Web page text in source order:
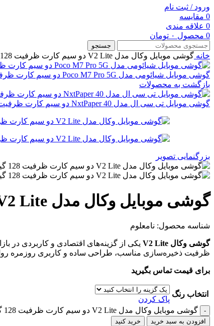
ورود / ثبت نام
0 مقایسه
0 علاقه مندی
0 محصول ۰ تومان
جستجو
خانه گوشی موبایل وکال مدل V2 Lite دو سیم کارت ظرفیت 128 گیگابایت و رم 4 گیگابایت
گوشی موبایل شیائومی مدل Poco M7 Pro 5G دو سیم کارت ظرفیت 512 گیگابایت و رم 12 گیگابایت
بازگشت به محصولات
گوشی موبایل تی سی ال مدل 40 NxtPaper دو سیم کارت ظرفیت 256 گیگابایت و رم 8 گیگابایت
بزرگنمایی تصویر
گوشی موبایل وکال مدل V2 Lite دو سیم کارت ظرفیت 128 گیگابایت و رم 4 گیگابایت
شناسه محصول: نامعلوم
گوشی وکال V2 Lite
یکی از گزینه‌های اقتصادی و کاربردی در
ظرفیت ذخیره‌سازی مناسب، طراحی ساده و کاربری روزمره
برای قیمت تماس بگیرید
انتخاب رنگ
پاک کردن
گوشی موبایل وکال مدل V2 Lite دو سیم کارت ظرفیت 128 گیگابایت و رم 4 گیگابایت عدد
افزودن به سبد خرید خرید کنید